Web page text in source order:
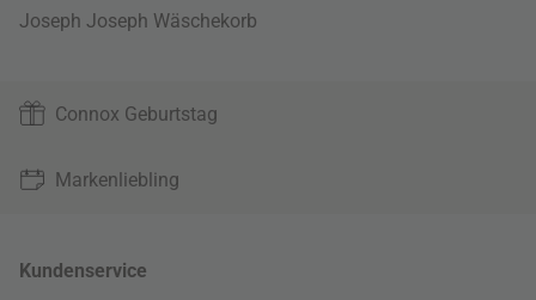
Joseph Joseph Wäschekorb
Connox Geburtstag
Markenliebling
Kundenservice